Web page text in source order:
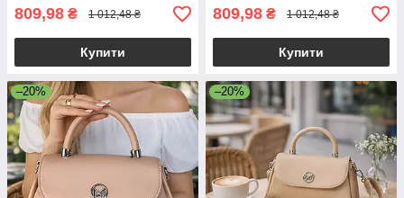
809,98 ₴ 1 012,48 ₴
Купити
809,98 ₴ 1 012,48 ₴
Купити
–20% –20%